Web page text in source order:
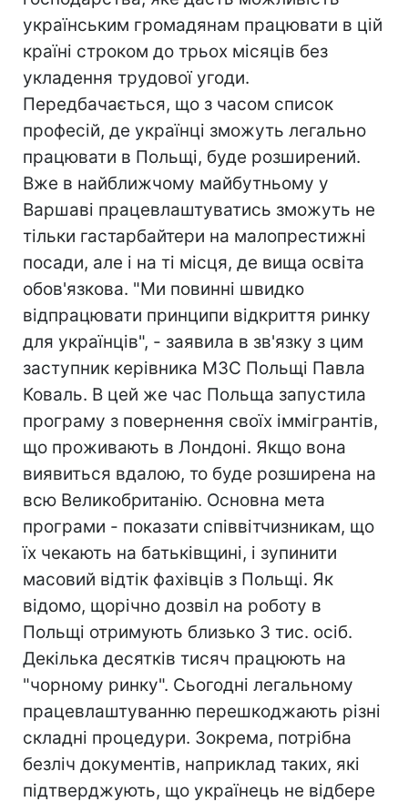
українським громадянам працювати в цій
країні строком до трьох місяців без
укладення трудової угоди.
Передбачається, що з часом список
професій, де українці зможуть легально
працювати в Польщі, буде розширений.
Вже в найближчому майбутньому у
Варшаві працевлаштуватись зможуть не
тільки гастарбайтери на малопрестижні
посади, але і на ті місця, де вища освіта
обов'язкова. "Ми повинні швидко
відпрацювати принципи відкриття ринку
для українців", - заявила в зв'язку з цим
заступник керівника МЗС Польщі Павла
Коваль. В цей же час Польща запустила
програму з повернення своїх іммігрантів,
що проживають в Лондоні. Якщо вона
виявиться вдалою, то буде розширена на
всю Великобританію. Основна мета
програми - показати співвітчизникам, що
їх чекають на батьківщині, і зупинити
масовий відтік фахівців з Польщі. Як
відомо, щорічно дозвіл на роботу в
Польщі отримують близько 3 тис. осіб.
Декілька десятків тисяч працюють на
"чорному ринку". Сьогодні легальному
працевлаштуванню перешкоджають різні
складні процедури. Зокрема, потрібна
безліч документів, наприклад таких, які
підтверджують, що українець не відбере